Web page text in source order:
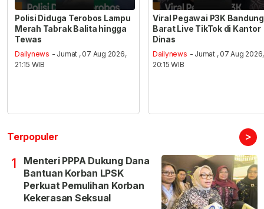
Polisi Diduga Terobos Lampu
Merah Tabrak Balita hingga
Tewas
Dailynews - Jumat , 07 Aug 2026,
21:15 WIB
Viral Pegawai P3K Bandung
Barat Live TikTok di Kantor
Dinas
Dailynews - Jumat , 07 Aug 2026,
20:15 WIB
Terpopuler >
1
Menteri PPPA Dukung Dana
Bantuan Korban LPSK
Perkuat Pemulihan Korban
Kekerasan Seksual